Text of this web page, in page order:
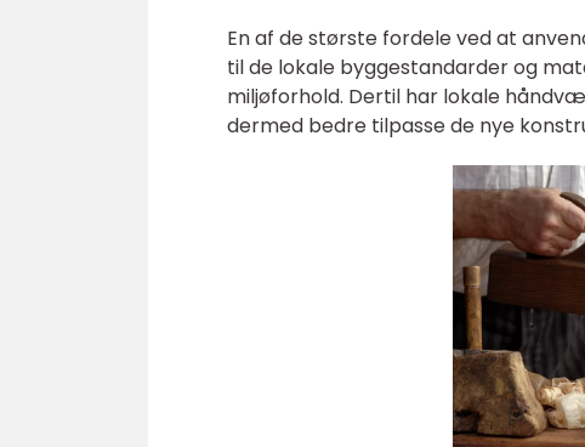
En af de største fordele ved at
til de lokale byggestandarder og
miljøforhold. Dertil har lokale
dermed bedre tilpasse de nye